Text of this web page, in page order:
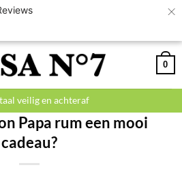
×
0
veilig en achteraf
Papa rum een mooi
cadeau?